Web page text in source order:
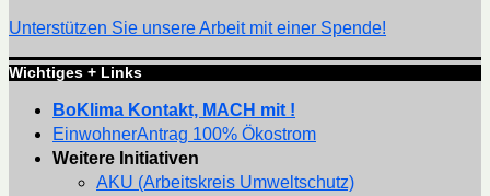
Unterstützen Sie unsere Arbeit mit einer Spende!
Wichtiges + Links
BoKlima Kontakt, MACH mit !
EinwohnerAntrag 100% Ökostrom
Weitere Initiativen
AKU (Arbeitskreis Umweltschutz)